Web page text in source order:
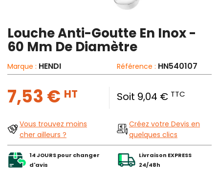
Louche Anti-Goutte En Inox -
60 Mm De Diamètre
Marque : HENDI Référence : HN540107
7,53 € HT Soit 9,04 € TTC
Vous trouvez moins
cher ailleurs ?
Créez votre Devis en
quelques clics
14 JOURS pour changer
d'avis
Livraison EXPRESS
24/48h